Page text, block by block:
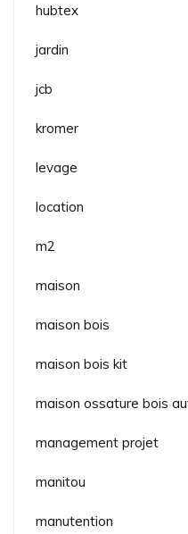
hubtex
jardin
jcb
kromer
levage
location
m2
maison
maison bois
maison bois kit
maison ossature bois
management projet
manitou
manutention